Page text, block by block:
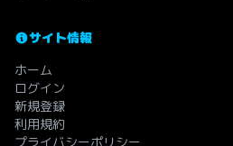
サイト情報
ホーム
ログイン
新規登録
利用規約
プライバシーポリシー